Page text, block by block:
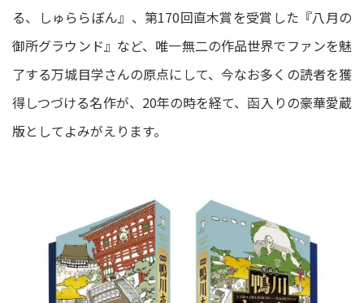
る、しゅららぼん』、第170回直木賞を受賞した『八月の
御所グラウンド』など、唯一無二の作品世界でファンを魅
了する万城目学さんの原点にして、今なお多くの読者を獲
得しつづける名作が、20年の時を経て、函入りの豪華愛蔵
版としてよみがえります。